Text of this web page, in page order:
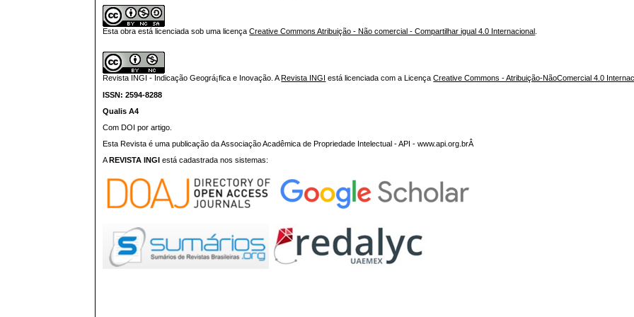
Esta obra está licenciada sob uma licençaCreative Commons Atribuição - Não comercial - Compartilhar igual 4.0 Internacional
Revista INGI - Indicação Geográ¡fica e Inovação.A Revista INGI está licenciada com a LicençaCreative Commons - Atribuição-NãoComercial 4.0
ISSN: 2594-8288
Qualis A4
Com DOI por artigo.
Esta Revista é uma publicação da Associação Acadêmica de Propriedade Intelectual - API - www.api.org.brÂ
A REVISTA INGI está cadastrada nos sistemas: